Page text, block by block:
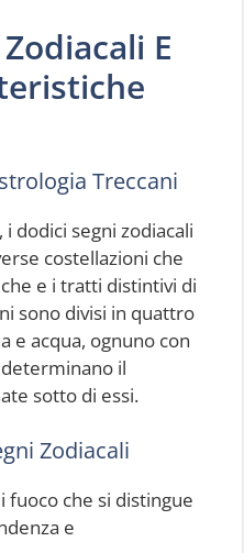
E
Treccani
, i dodici segni zodiacali
costellazioni che
e i tratti distintivi di
sono divisi in quattro
e acqua, ognuno con
il
sotto di essi.
Zodiacali
fuoco che si distingue
e